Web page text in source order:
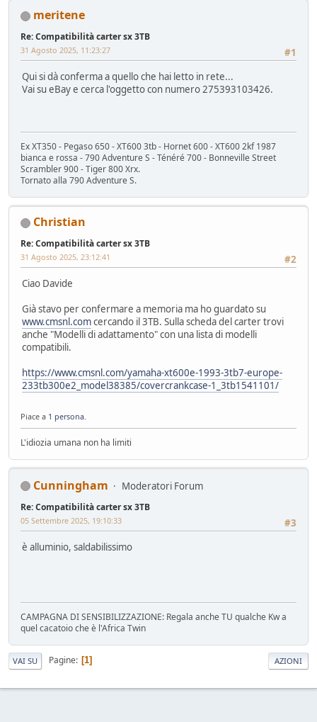
meritene
Re: Compatibilità carter sx 3TB
#1
31 Agosto 2025, 11:23:27
Qui si dà conferma a quello che hai letto in rete...
Vai su eBay e cerca l'oggetto con numero 275393103426.
Ex XT350 - Pegaso 650 - XT600 3tb - Hornet 600 - XT600 2kf 1987
bianca e rossa - 790 Adventure S - Ténéré 700 - Bonneville Street
Scrambler 900 - Tiger 800 Xrx.
Tornato alla 790 Adventure S.
Christian
Re: Compatibilità carter sx 3TB
#2
31 Agosto 2025, 23:12:41
Ciao Davide
Già stavo per confermare a memoria ma ho guardato su
www.cmsnl.comcercando il 3TB. Sulla scheda del carter trovi
anche "Modelli di adattamento" con una lista di modelli
compatibili.
https://www.cmsnl.com/yamaha-xt600e-1993-3tb7-europe-
233tb300e2_model38385/covercrankcase-1_3tb1541101/
Piace a 1 persona
L'idiozia umana non ha limiti
Cunningham Moderatori Forum
Re: Compatibilità carter sx 3TB
#3
05 Settembre 2025, 19:10:33
è alluminio, saldabilissimo
CAMPAGNA DI SENSIBILIZZAZIONE: Regala anche TU qualche Kw a
quel cacatoio che è l'Africa Twin
VAI SU Pagine 1 AZIONI